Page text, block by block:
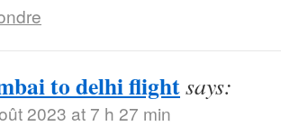
to delhi flightsays:
2023 at 7 h 27 min